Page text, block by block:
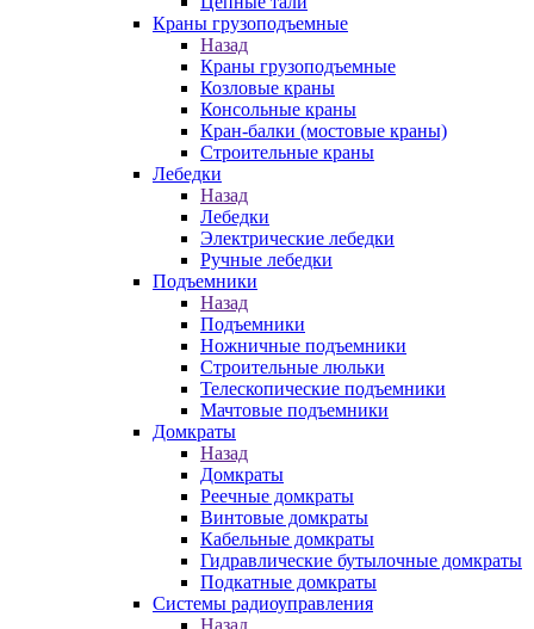
Краны грузоподъемные
Назад
Краны грузоподъемные
Козловые краны
Консольные краны
Кран-балки (мостовые краны)
Строительные краны
Лебедки
Назад
Лебедки
Электрические лебедки
Ручные лебедки
Подъемники
Назад
Подъемники
Ножничные подъемники
Строительные люльки
Телескопические подъемники
Мачтовые подъемники
Домкраты
Назад
Домкраты
Реечные домкраты
Винтовые домкраты
Кабельные домкраты
Гидравлические бутылочные домкраты
Подкатные домкраты
Системы радиоуправления
Назад